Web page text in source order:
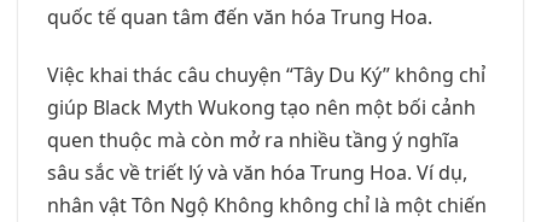
quốc tế quan tâm đến văn hóa Trung Hoa.
Việc khai thác câu chuyện “Tây Du Ký” không chỉ
giúp Black Myth Wukong tạo nên một bối cảnh
quen thuộc mà còn mở ra nhiều tầng ý nghĩa
sâu sắc về triết lý và văn hóa Trung Hoa. Ví dụ,
nhân vật Tôn Ngộ Không không chỉ là một chiến